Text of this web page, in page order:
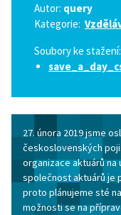
Autor: query
Kategorie:
Soubory ke stažení:
27. února 2019 jsme
československých
organizace aktuárů na
společnost aktuárů je
proto plánujeme sté
možnosti se na